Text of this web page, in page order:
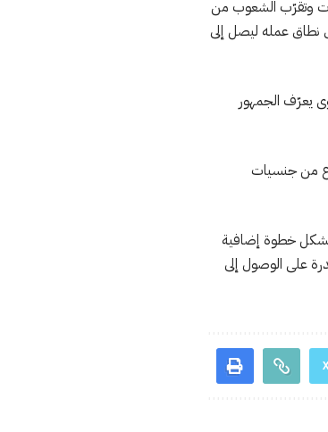
وتقرّب الشعوب من
نطاق عمله ليصل إلى
يعرّف الجمهور
من جنسيات
يشكل خطوة إضافية
على الوصول إلى